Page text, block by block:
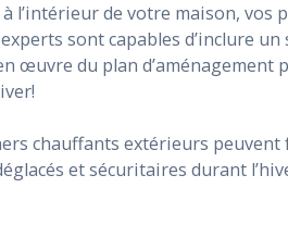
l’intérieur de votre maison,
sont capables d’inclure
œuvre du plan
chauffants extérieurs
et sécuritaires durant